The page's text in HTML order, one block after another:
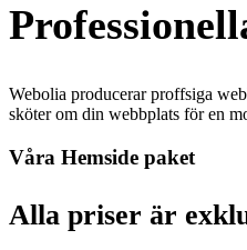
Webolia producerar proffsiga
sköter om din webbplats för en
Våra Hemside paket
Alla priser är